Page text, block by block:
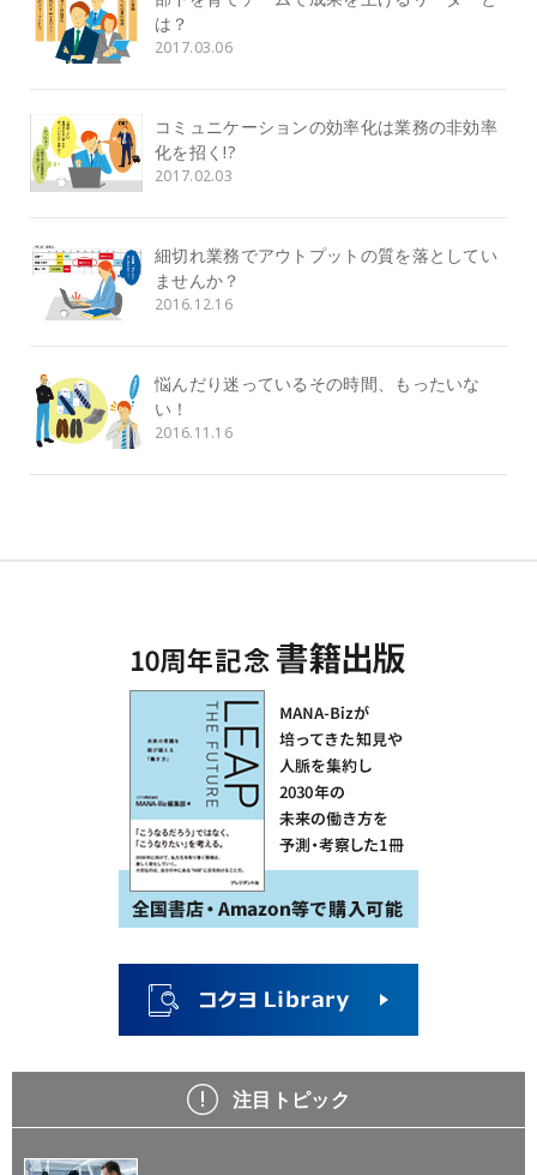
は？
2017.03.06
コミュニケーションの効率化は業務の非効率
化を招く!?
2017.02.03
細切れ業務でアウトプットの質を落としてい
ませんか？
2016.12.16
悩んだり迷っているその時間、もったいな
い！
2016.11.16
注目トピック